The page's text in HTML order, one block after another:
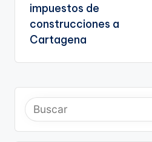
impuestos de
construcciones a
Cartagena